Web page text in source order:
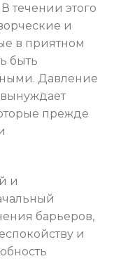
течении этого
и
в приятном
быть
Давление
прежде
и
барьеров,
и